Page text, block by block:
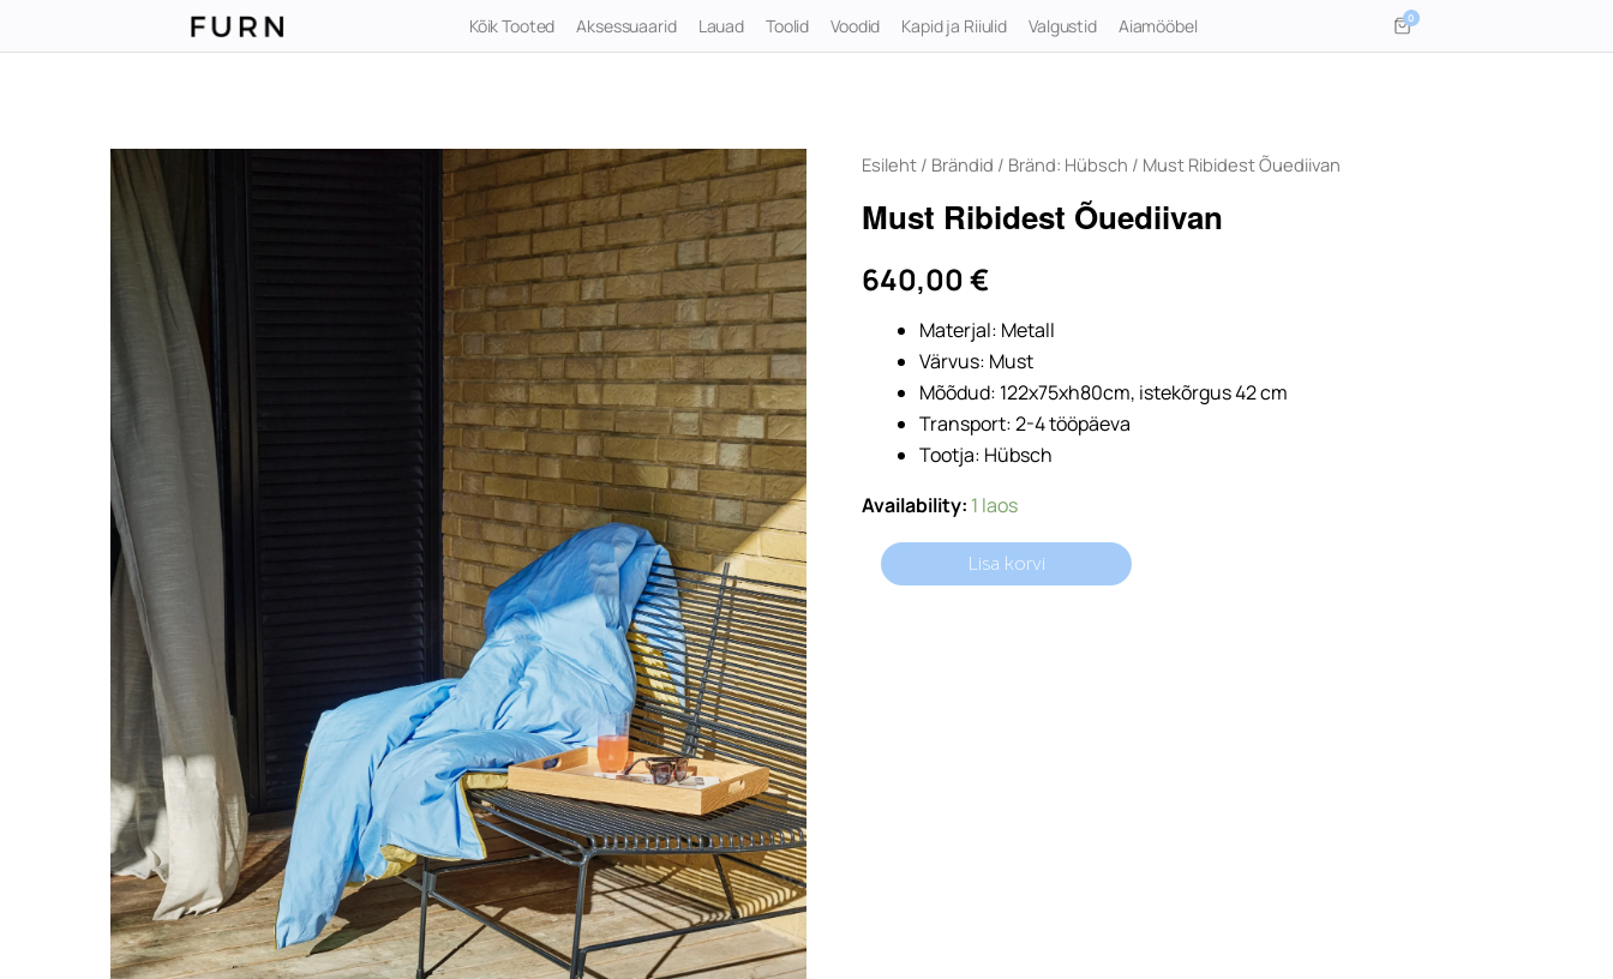
Kõik Tooted Aksessuaarid Lauad Toolid Voodid Kapid ja Riiulid Valgustid Aiamööbel 0
Esileht / Brändid / Bränd: Hübsch / Must Ribidest Õuediivan
Must Ribidest Õuediivan
640,00€
Materjal: Metall
Värvus: Must
Mõõdud: 122x75xh80cm, istekõrgus 42 cm
Transport: 2-4 tööpäeva
Tootja: Hübsch
Availability: 1 laos
Must
Ribidest
Lisa korvi